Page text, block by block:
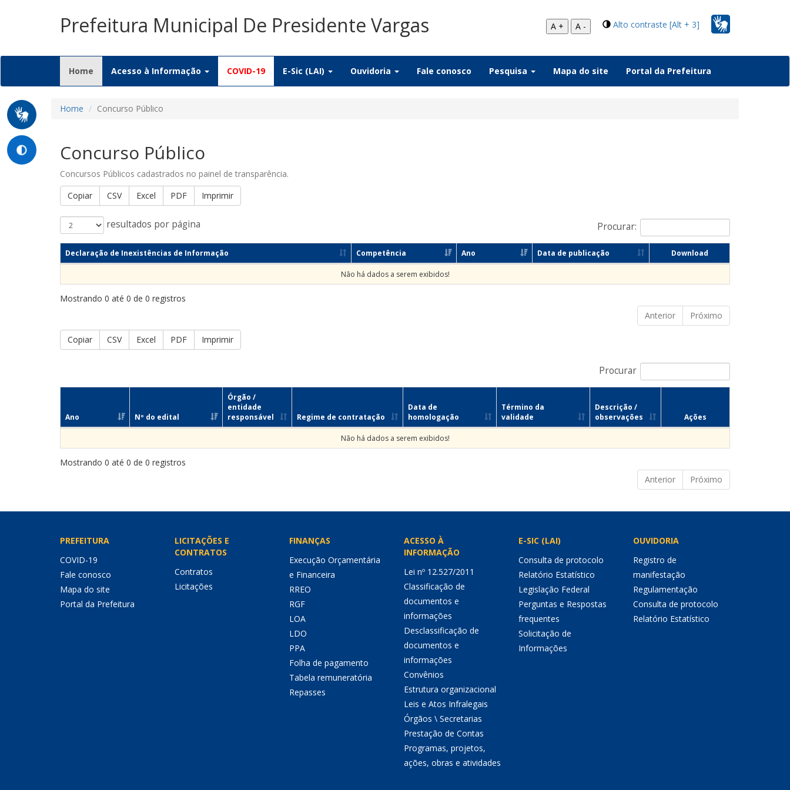
Prefeitura Municipal De Presidente Vargas Alto contraste [Alt + 3]
A + A -
Home (current)
Acesso à Informação COVID-19 E-Sic (LAI) Ouvidoria Fale conosco Pesquisa Mapa do site Portal da Prefeitura
Home Concurso Público
Concurso Público
Concursos Públicos cadastrados no painel de transparência.
Copiar
CSV Excel PDF Imprimir
resultados por página Procurar:
Declaração de Inexistências de Informação Competência Ano Data de publicação Download
Não há dados a serem exibidos!
Mostrando 0 até 0 de 0 registros
Anterior
Próximo
Copiar CSV Excel PDF Imprimir
Procurar
Ano Nº do edital
Órgão /
entidade
responsável
Regime de contratação
Data de
homologação
Término da
validade
Descrição /
observações
Ações
Não há dados a serem exibidos!
Mostrando 0 até 0 de 0 registros
Anterior
Próximo
PREFEITURA
COVID-19
Fale conosco
Mapa do site
Portal da Prefeitura
LICITAÇÕES E
CONTRATOS
Contratos
Licitações
FINANÇAS
Execução Orçamentária
e Financeira
RREO
RGF
LOA
LDO
PPA
Folha de pagamento
Tabela remuneratória
Repasses
ACESSO À
INFORMAÇÃO
Lei nº 12.527/2011
Classificação de
documentos e
informações
Desclassificação de
documentos e
informações
Convênios
Estrutura organizacional
Leis e Atos Infralegais
Órgãos \ Secretarias
Prestação de Contas
Programas, projetos,
ações, obras e atividades
E-SIC (LAI)
Consulta de protocolo
Relatório Estatístico
Legislação Federal
Perguntas e Respostas
frequentes
Solicitação de
Informações
OUVIDORIA
Registro de
manifestação
Regulamentação
Consulta de protocolo
Relatório Estatístico